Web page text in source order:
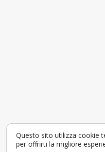
Questo sito utilizza cookie
per offrirti la migliore